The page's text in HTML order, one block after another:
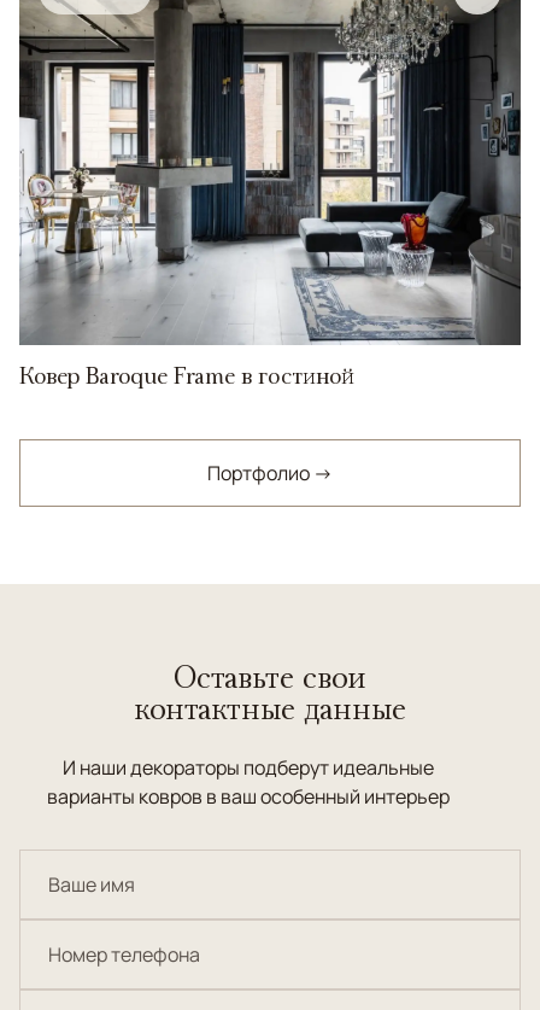
Ковер Baroque Frame в гостиной
Портфолио →
Оставьте свои
контактные данные
И наши декораторы подберут идеальные
варианты ковров в ваш особенный интерьер